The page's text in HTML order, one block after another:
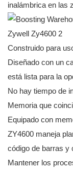
inalámbrica en las
Construido para
Diseñado con un
está lista para la
No hay tiempo de
Memoria que
Equipado con
ZY4600 maneja
código de barras
Mantener los